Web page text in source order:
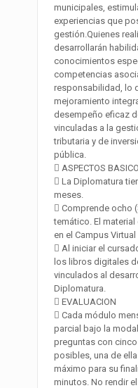
municipales,
experiencias que
gestión.Quienes
desarrollarán
conocimientos
competencias
responsabilidad, lo
mejoramiento
desempeño eficaz
vinculadas a la
tributaria y de
pública.
 ASPECTOS
 La Diplomatura
meses.
 Comprende ocho
temático. El
en el Campus
 Al iniciar el
los libros digitales
vinculados al
Diplomatura.
 EVALUACION
 Cada módulo
parcial bajo la
preguntas con
posibles, una de
máximo para su
minutos. No rendir